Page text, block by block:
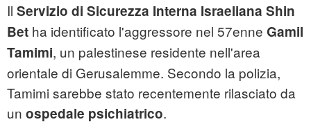
Il Servizio di Sicurezza Interna Israeliana Shin
Bet ha identificato l'aggressore nel 57enne Gamil
Tamimi, un palestinese residente nell'area
orientale di Gerusalemme. Secondo la polizia,
Tamimi sarebbe stato recentemente rilasciato da
un ospedale psichiatrico.